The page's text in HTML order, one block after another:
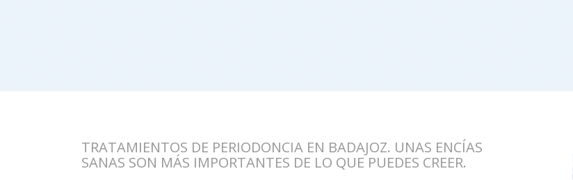
TRATAMIENTOS DE PERIODONCIA EN BADAJOZ. UNAS ENCÍAS
SANAS SON MÁS IMPORTANTES DE LO QUE PUEDES CREER.